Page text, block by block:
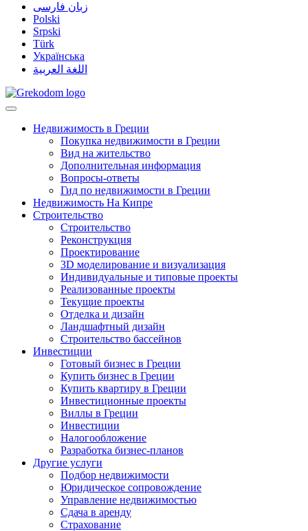
زبان فارسی
Polski
Srpski
Türk
Українська
اللغة العربية
Недвижимость в Греции
Покупка недвижимости в Греции
Вид на жительство
Дополнительная информация
Вопросы-ответы
Гид по недвижимости в Греции
Недвижимость На Кипре
Строительство
Строительство
Реконструкция
Проектирование
3D моделирование и визуализация
Индивидуальные и типовые проекты
Реализованные проекты
Текущие проекты
Отделка и дизайн
Ландшафтный дизайн
Строительство бассейнов
Инвестиции
Готовый бизнес в Греции
Купить бизнес в Греции
Купить квартиру в Греции
Инвестиционные проекты
Виллы в Греции
Инвестиции
Налогообложение
Разработка бизнес-планов
Другие услуги
Подбор недвижимости
Юридическое сопровождение
Управление недвижимостью
Сдача в аренду
Страхование